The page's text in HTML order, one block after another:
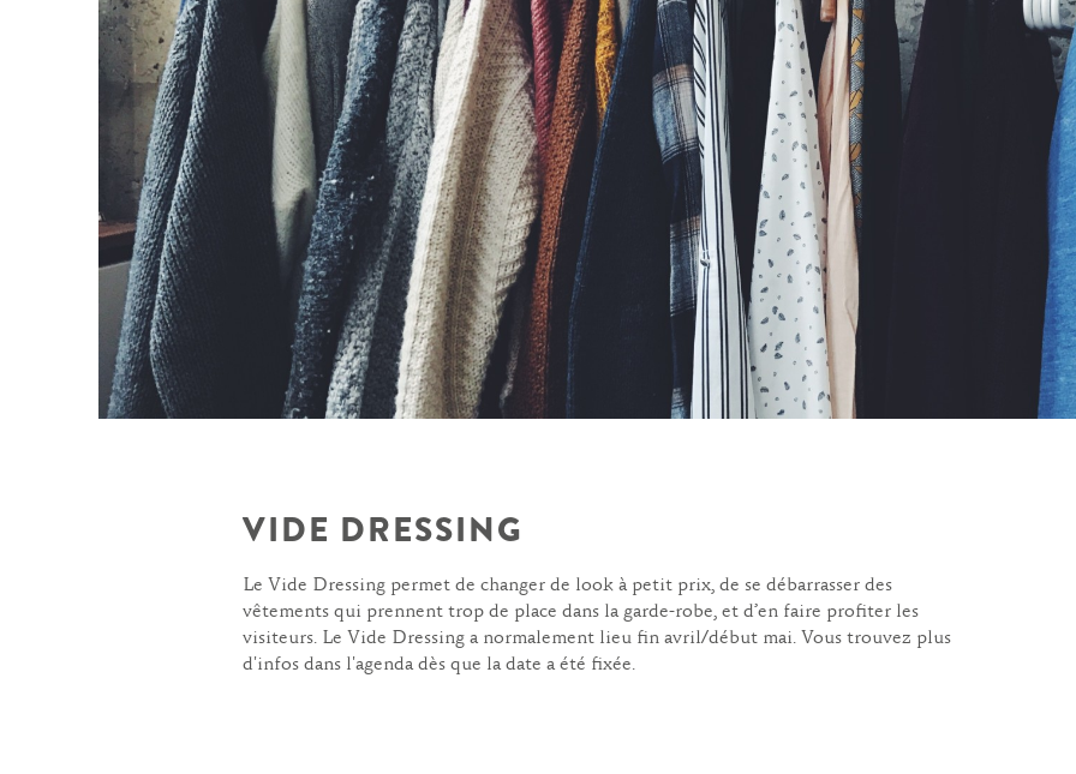
VIDE DRESSING
Le Vide Dressing permet de changer de look à petit prix, de se débarrasser des
vêtements qui prennent trop de place dans la garde-robe, et d’en faire profiter les
visiteurs. Le Vide Dressing a normalement lieu fin avril/début mai. Vous trouvez plus
d'infos dans l'agenda dès que la date a été fixée.